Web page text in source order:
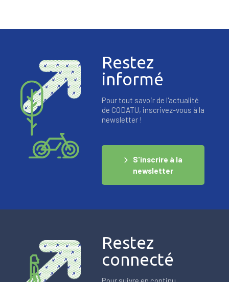
Restez
informé
Pour tout savoir de l'actualité
de CODATU, inscrivez-vous à la
newsletter !
S'inscrire à la
newsletter
Restez
connecté